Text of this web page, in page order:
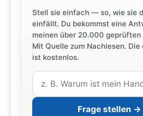
Stell sie einfach — so, wie sie
einfällt. Du bekommst eine
meinen über 20.000 geprüften
Mit Quelle zum Nachlesen. Die
ist kostenlos.
Frage stellen →